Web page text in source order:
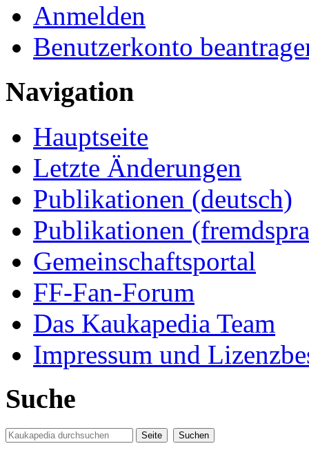
Anmelden
Benutzerkonto
Navigation
Hauptseite
Letzte Änderungen
Publikationen (deutsch)
Publikationen
Gemeinschaftsportal
FF-Fan-Forum
Das Kaukapedia Team
Impressum und
Suche